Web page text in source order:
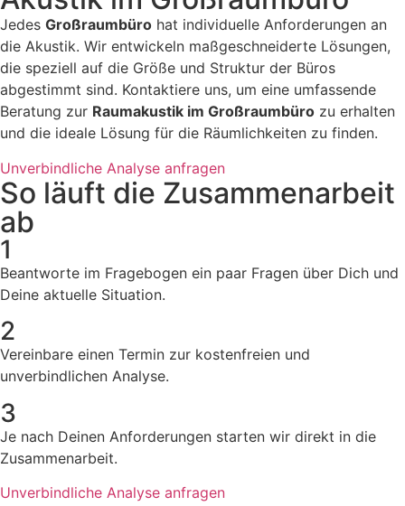
Jedes Großraumbüro hat individuelle Anforderungen an
die Akustik. Wir entwickeln maßgeschneiderte Lösungen,
die speziell auf die Größe und Struktur der Büros
abgestimmt sind. Kontaktiere uns, um eine umfassende
Beratung zur Raumakustik im Großraumbüro zu erhalten
und die ideale Lösung für die Räumlichkeiten zu finden.
Unverbindliche Analyse anfragen
So läuft die Zusammenarbeit
ab
1
Beantworte im Fragebogen ein paar Fragen über Dich und
Deine aktuelle Situation.
2
Vereinbare einen Termin zur kostenfreien und
unverbindlichen Analyse.
3
Je nach Deinen Anforderungen starten wir direkt in die
Zusammenarbeit.
Unverbindliche Analyse anfragen